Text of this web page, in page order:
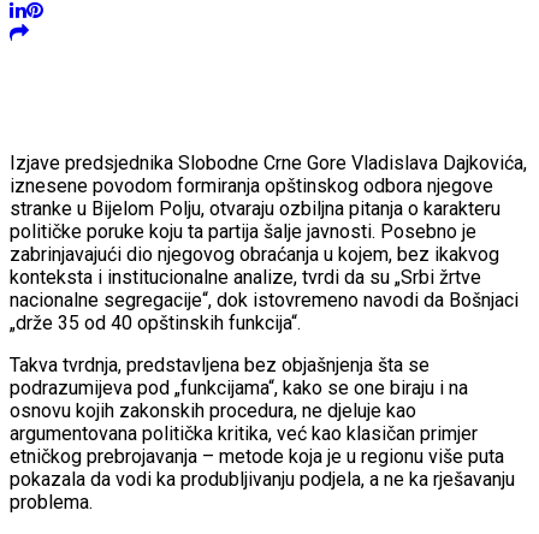
Izjave predsjednika Slobodne Crne Gore Vladislava Dajkovića,
iznesene povodom formiranja opštinskog odbora njegove
stranke u Bijelom Polju, otvaraju ozbiljna pitanja o karakteru
političke poruke koju ta partija šalje javnosti. Posebno je
zabrinjavajući dio njegovog obraćanja u kojem, bez ikakvog
konteksta i institucionalne analize, tvrdi da su „Srbi žrtve
nacionalne segregacije“, dok istovremeno navodi da Bošnjaci
„drže 35 od 40 opštinskih funkcija“.
Takva tvrdnja, predstavljena bez objašnjenja šta se
podrazumijeva pod „funkcijama“, kako se one biraju i na
osnovu kojih zakonskih procedura, ne djeluje kao
argumentovana politička kritika, već kao klasičan primjer
etničkog prebrojavanja – metode koja je u regionu više puta
pokazala da vodi ka produbljivanju podjela, a ne ka rješavanju
problema.